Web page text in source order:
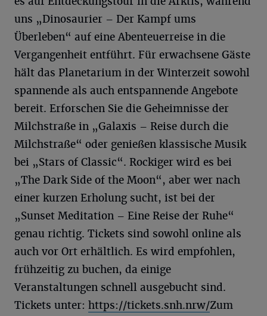
uns „Dinosaurier – Der Kampf ums
Überleben“ auf eine Abenteuerreise in die
Vergangenheit entführt. Für erwachsene Gäste
hält das Planetarium in der Winterzeit sowohl
spannende als auch entspannende Angebote
bereit. Erforschen Sie die Geheimnisse der
Milchstraße in „Galaxis – Reise durch die
Milchstraße“ oder genießen klassische Musik
bei „Stars of Classic“. Rockiger wird es bei
„The Dark Side of the Moon“, aber wer nach
einer kurzen Erholung sucht, ist bei der
„Sunset Meditation – Eine Reise der Ruhe“
genau richtig. Tickets sind sowohl online als
auch vor Ort erhältlich. Es wird empfohlen,
frühzeitig zu buchen, da einige
Veranstaltungen schnell ausgebucht sind.
Tickets unter: https://tickets.snh.nrw/Zum